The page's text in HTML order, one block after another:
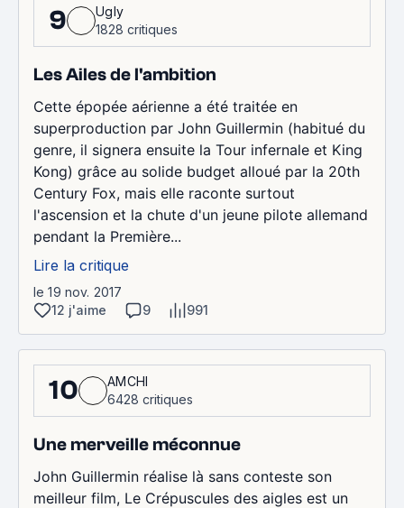
9
Ugly
1828 critiques
Les Ailes de l'ambition
Cette épopée aérienne a été traitée en
superproduction par John Guillermin (habitué du
genre, il signera ensuite la Tour infernale et King
Kong) grâce au solide budget alloué par la 20th
Century Fox, mais elle raconte surtout
l'ascension et la chute d'un jeune pilote allemand
pendant la Première...
Lire la critique
le 19 nov. 2017
12 j'aime
9 991
10
AMCHI
6428 critiques
Une merveille méconnue
John Guillermin réalise là sans conteste son
meilleur film, Le Crépuscules des aigles est un